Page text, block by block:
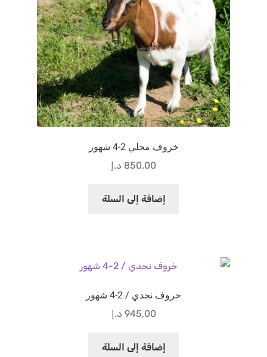
خروف محلي 2-4 شهور
850,00 د.إ
إضافة إلى السلة
خروف نجدي / 2-4 شهور
945,00 د.إ
إضافة إلى السلة